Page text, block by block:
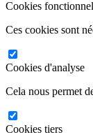
Cookies
Ces cookies sont
Cookies d'analyse
Cela nous permet
Cookies tiers